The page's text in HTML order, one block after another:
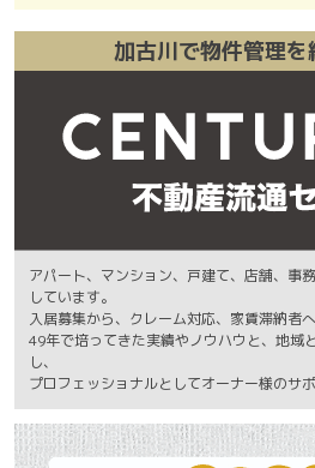
加古川で物件管理
アパート、マンション、戸建て、店舗、事
しています。
入居募集から、クレーム対応、家賃滞納者
49年で培ってきた実績やノウハウと、地域
し、
プロフェッショナルとしてオーナー様のサ